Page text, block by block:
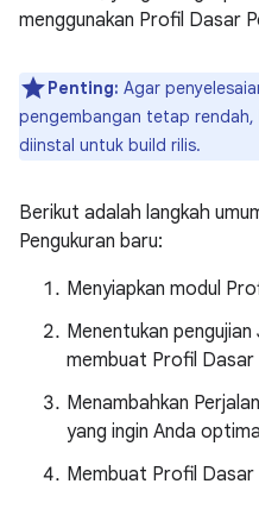
menggunakan Profil Dasar
Penting: Agar
pengembangan tetap rendah,
diinstal untuk build rilis.
Berikut adalah langkah
Pengukuran baru:
Menyiapkan modul
Menentukan
membuat Profil Dasar
Menambahkan
yang ingin Anda
Membuat Profil Dasar